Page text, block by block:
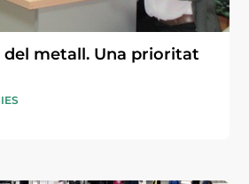
del metall. Una prioritat